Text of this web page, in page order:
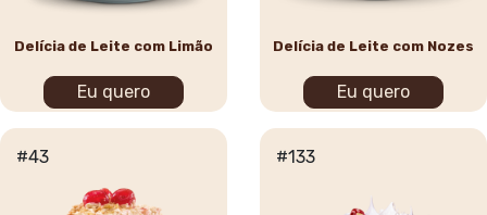
Delícia de Leite com Limão
Eu quero
Delícia de Leite com Nozes
Eu quero
#43 #133